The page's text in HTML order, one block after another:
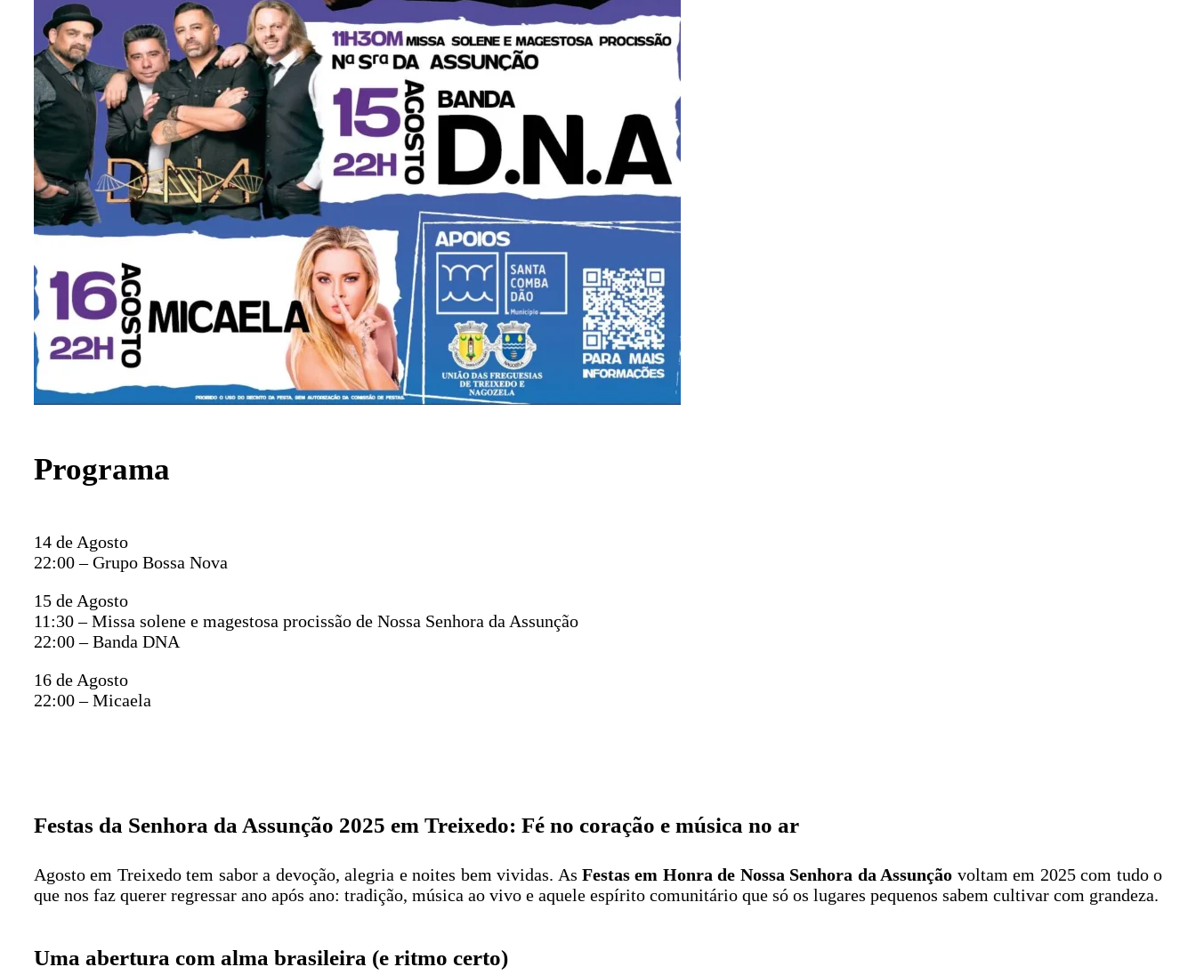
Programa
14 de Agosto
22:00 – Grupo Bossa Nova
15 de Agosto
11:30 – Missa solene e magestosa procissão de Nossa Senhora da Assunção
22:00 – Banda DNA
16 de Agosto
22:00 – Micaela
Festas da Senhora da Assunção 2025 em Treixedo: Fé no coração e música no ar
Agosto em Treixedo tem sabor a devoção, alegria e noites bem vividas. As Festas em Honra de Nossa Senhora da Assunção voltam em 2025 com tudo o
que nos faz querer regressar ano após ano: tradição, música ao vivo e aquele espírito comunitário que só os lugares pequenos sabem cultivar com grandeza.
Uma abertura com alma brasileira (e ritmo certo)